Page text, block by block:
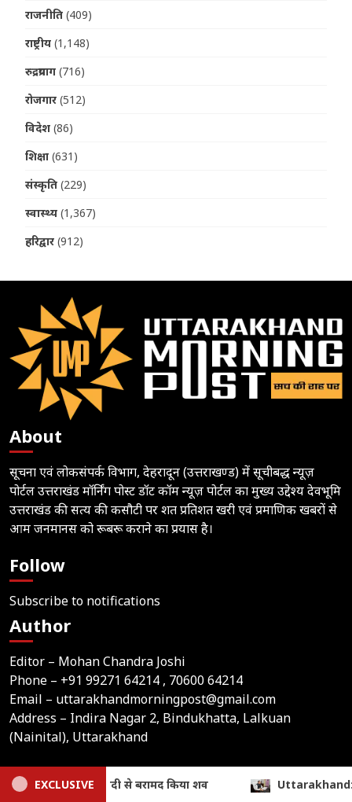
राजनीति (409)
राष्ट्रीय (1,148)
रुद्रप्रयाग (716)
रोजगार (512)
विदेश (86)
शिक्षा (631)
संस्कृति (229)
स्वास्थ्य (1,367)
हरिद्वार (912)
About
सूचना एवं लोकसंपर्क विभाग, देहरादून (उत्तराखण्ड) में सूचीबद्ध न्यूज़
पोर्टल उत्तराखंड मॉर्निंग पोस्ट डॉट कॉम न्यूज़ पोर्टल का मुख्य उद्देश्य देवभूमि
उत्तराखंड की सत्य की कसौटी पर शत प्रतिशत खरी एवं प्रमाणिक खबरों से
आम जनमानस को रूबरू कराने का प्रयास है।
Follow
Subscribe to notifications
Author
Editor – Mohan Chandra Joshi
Phone – +91 99271 64214 , 70600 64214
Email – uttarakhandmorningpost@gmail.com
Address – Indira Nagar 2, Bindukhatta, Lalkuan
(Nainital), Uttarakhand
Latest News Contact Us
Privacy Policy
Terms
EXCLUSIVE
9.87 लाख पेंशन लाभार्थियों को ₹146.32 करोड़ की सौगात, CM